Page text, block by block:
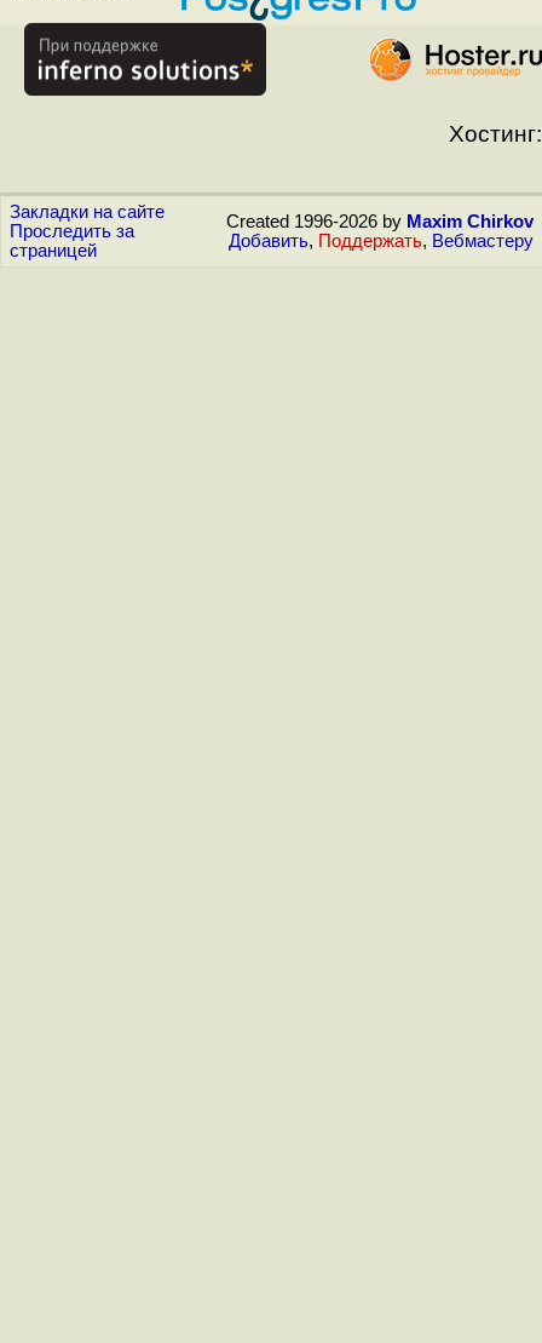
Хостинг:
Закладки на сайте
Проследить за
страницей
Created 1996-2026 by Maxim Chirkov
Добавить, Поддержать, Вебмастеру